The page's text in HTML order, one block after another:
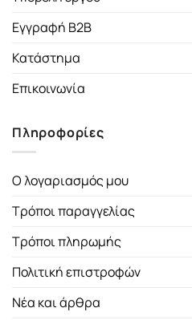
Εγγραφή B2B
Κατάστημα
Επικοινωνία
Πληροφορίες
Ο λογαριασμός μου
Τρόποι παραγγελίας
Τρόποι πληρωμής
Πολιτική επιστροφών
Νέα και άρθρα